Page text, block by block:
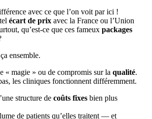
avec ce que l’on voit par ici !
écart de prix avec la France ou l’Union
qu’est-ce que ces fameux packages
ensemble.
« magie » ou de compromis sur la qualité.
les cliniques fonctionnent différemment.
structure de coûts fixes bien plus
de patients qu’elles traitent — et